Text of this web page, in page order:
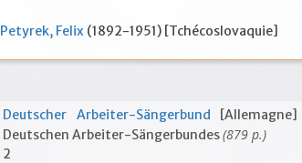
Petyrek, Felix (1892-1951) [Tchécoslovaquie]
Deutscher Arbeiter-Sängerbund [Allemagne]
Deutschen Arbeiter-Sängerbundes(879 p.)
2